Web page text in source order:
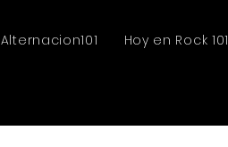
Alternacion101 Hoy en Rock 101